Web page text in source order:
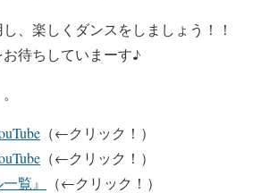
、楽しくダンスをしましょう！！
待ちしていまーす♪
（←クリック！）
（←クリック！）
覧』
（←クリック！）